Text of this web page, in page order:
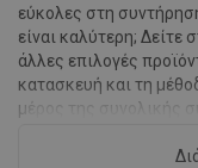
εύκολες στη
είναι καλύτερη; Δείτε
άλλες επιλογές
κατασκευή και τη
μέρος της συνολικής
δροσιστικό ντους